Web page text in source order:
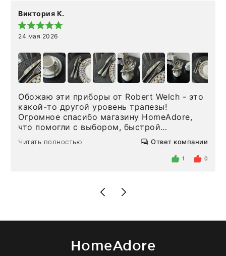
Виктория К.
24 мая 2026
Обожаю эти приборы от Robert Welch - это
какой-то другой уровень трапезы!
Огромное спасибо магазину HomeAdore,
что помогли с выбором, быстрой
доставкой и высоким сервисом. Один раз
была здесь лично, забирала чайные ложки,
внутри очень много антикварной посуды,
Позже заказывала остальные приборы -
доставили сдэком на следующий день к
отвечает очень быстро. Взаимодействием
Читать полностью Ответ компании
1 0
HomeAdore